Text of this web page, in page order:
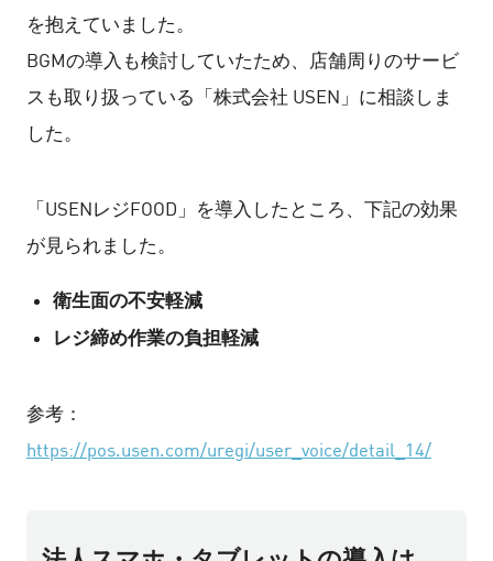
を抱えていました。
BGMの導入も検討していたため、店舗周りのサービ
スも取り扱っている「株式会社 USEN」に相談しま
した。
「USENレジFOOD」を導入したところ、下記の効果
が見られました。
衛生面の不安軽減
レジ締め作業の負担軽減
参考：
https://pos.usen.com/uregi/user_voice/detail_14/